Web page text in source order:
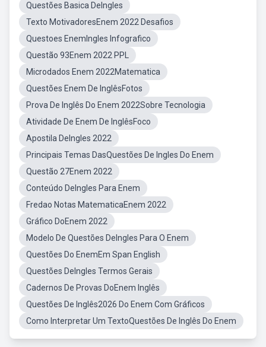
Questões Basica DeIngles
Texto MotivadoresEnem 2022 Desafios
Questoes EnemIngles Infografico
Questão 93Enem 2022 PPL
Microdados Enem 2022Matematica
Questões Enem De InglêsFotos
Prova De Inglês Do Enem 2022Sobre Tecnologia
Atividade De Enem De InglêsFoco
Apostila DeIngles 2022
Principais Temas DasQuestões De Ingles Do Enem
Questão 27Enem 2022
Conteúdo DeIngles Para Enem
Fredao Notas MatematicaEnem 2022
Gráfico DoEnem 2022
Modelo De Questões DeIngles Para O Enem
Questões Do EnemEm Span English
Questões DeIngles Termos Gerais
Cadernos De Provas DoEnem Inglês
Questões De Inglês2026 Do Enem Com Gráficos
Como Interpretar Um TextoQuestões De Inglês Do Enem